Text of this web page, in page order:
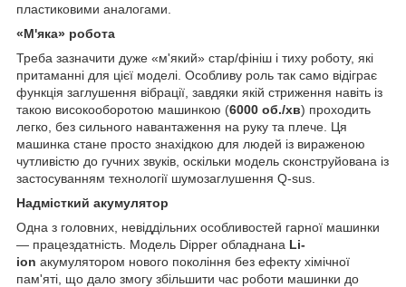
пластиковими аналогами.
«М'яка» робота
Треба зазначити дуже «м'який» стар/фініш і тиху роботу, які
притаманні для цієї моделі. Особливу роль так само відіграє
функція заглушення вібрації, завдяки якій стриження навіть із
такою високооборотою машинкою (6000 об./хв) проходить
легко, без сильного навантаження на руку та плече. Ця
машинка стане просто знахідкою для людей із вираженою
чутливістю до гучних звуків, оскільки модель сконструйована із
застосуванням технології шумозаглушення Q-sus.
Надмісткий акумулятор
Одна з головних, невіддільних особливостей гарної машинки
— працездатність. Модель Dipper обладнана Li-
ion акумулятором нового покоління без ефекту хімічної
пам'яті, що дало змогу збільшити час роботи машинки до